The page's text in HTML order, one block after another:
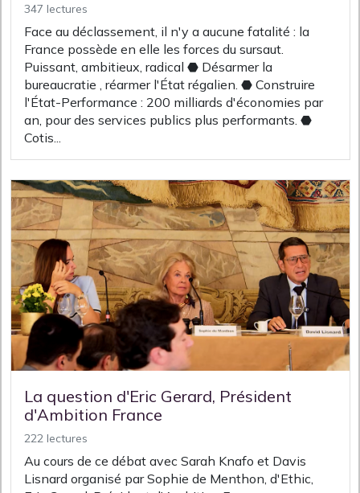
347 lectures
Face au déclassement, il n'y a aucune fatalité : la
France possède en elle les forces du sursaut.
Puissant, ambitieux, radical ⬣ Désarmer la
bureaucratie , réarmer l'État régalien. ⬣ Construire
l'État-Performance : 200 milliards d'économies par
an, pour des services publics plus performants. ⬣
Cotis...
La question d'Eric Gerard, Président
d'Ambition France
222 lectures
Au cours de ce débat avec Sarah Knafo et Davis
Lisnard organisé par Sophie de Menthon, d'Ethic,